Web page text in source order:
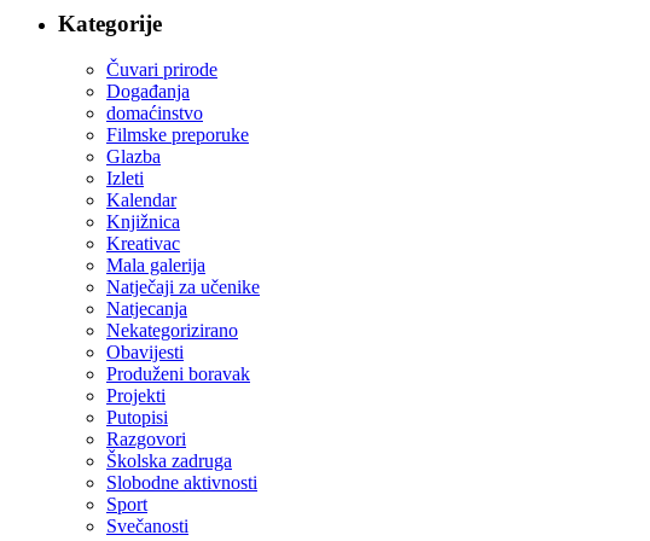
Kategorije
Čuvari prirode
Događanja
domaćinstvo
Filmske preporuke
Glazba
Izleti
Kalendar
Knjižnica
Kreativac
Mala galerija
Natječaji za učenike
Natjecanja
Nekategorizirano
Obavijesti
Produženi boravak
Projekti
Putopisi
Razgovori
Školska zadruga
Slobodne aktivnosti
Sport
Svečanosti